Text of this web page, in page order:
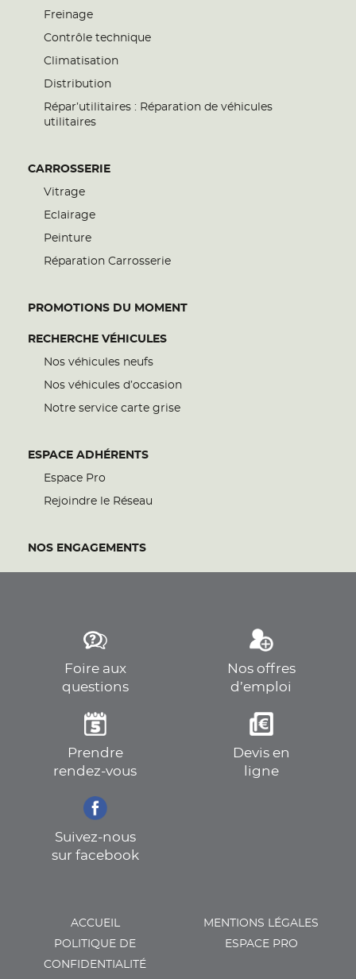
Freinage
Contrôle technique
Climatisation
Distribution
Répar’utilitaires : Réparation de véhicules
utilitaires
CARROSSERIE
Vitrage
Eclairage
Peinture
Réparation Carrosserie
PROMOTIONS DU MOMENT
RECHERCHE VÉHICULES
Nos véhicules neufs
Nos véhicules d’occasion
Notre service carte grise
ESPACE ADHÉRENTS
Espace Pro
Rejoindre le Réseau
NOS ENGAGEMENTS
Foire aux
questions
Nos offres
d’emploi
Prendre
rendez-vous
Devis en
ligne
Suivez-nous
sur facebook
ACCUEIL
MENTIONS LÉGALES
POLITIQUE DE
CONFIDENTIALITÉ
ESPACE PRO